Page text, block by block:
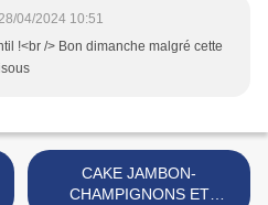
04/2024 10:51
!<br /> Bon dimanche malgré cette
CAKE JAMBON-
CHAMPIGNONS ET